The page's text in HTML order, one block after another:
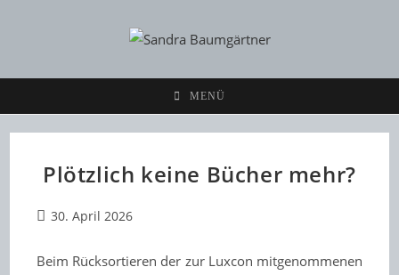
MENÜ
Plötzlich keine Bücher mehr?
Beitrag
30. April 2026
Beim Rücksortieren der zur Luxcon mitgenommenen